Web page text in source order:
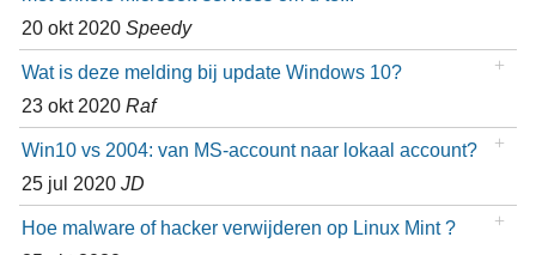
20 okt 2020 Speedy
Wat is deze melding bij update Windows 10?
23 okt 2020 Raf
Win10 vs 2004: van MS-account naar lokaal account?
25 jul 2020 JD
Hoe malware of hacker verwijderen op Linux Mint ?